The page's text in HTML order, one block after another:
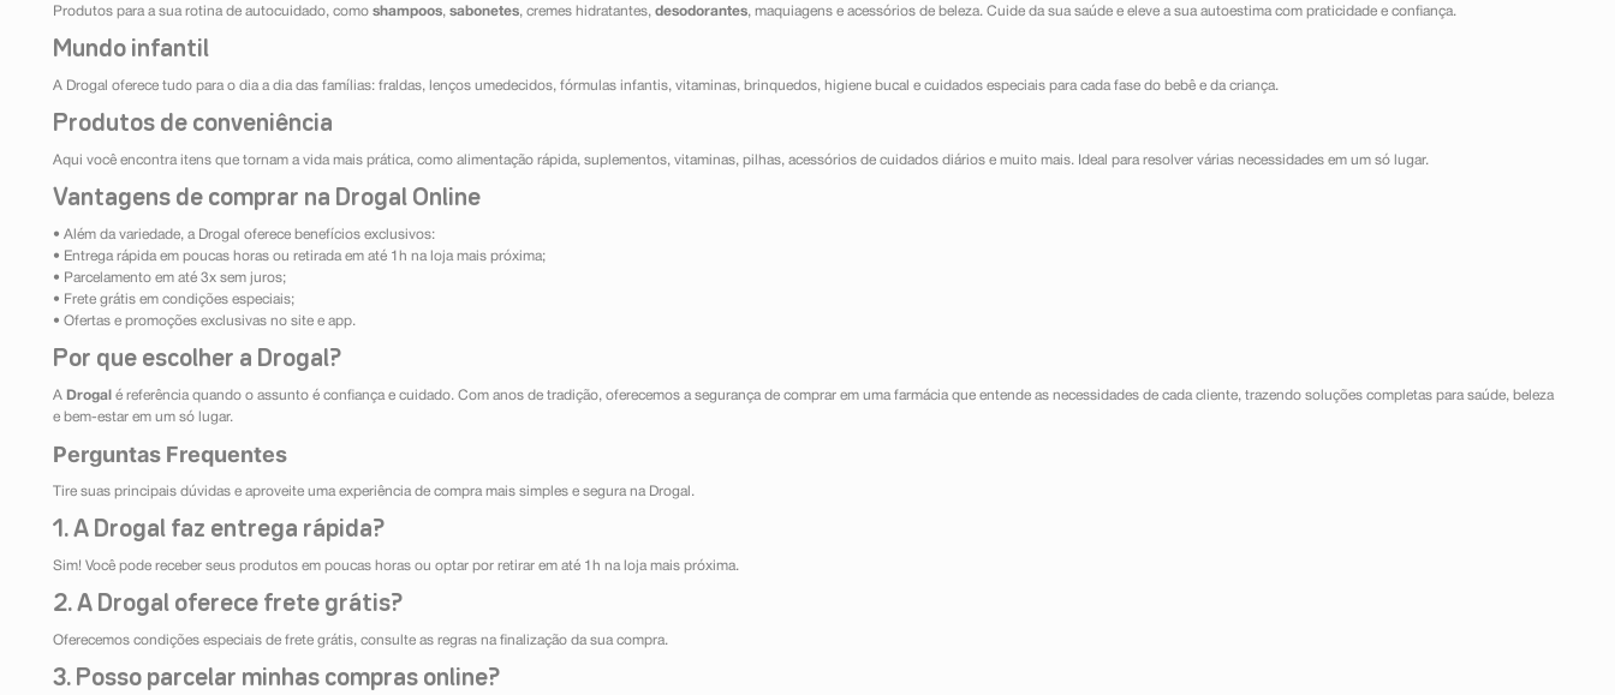
Produtos para a sua rotina de autocuidado, como shampoos, sabonetes, cremes hidratantes, desodorantes, maquiagens e acessórios de beleza. Cuide da sua saúde e eleve a sua autoestima com praticidade e confiança.
Mundo infantil
A Drogal oferece tudo para o dia a dia das famílias: fraldas, lenços umedecidos, fórmulas infantis, vitaminas, brinquedos, higiene bucal e cuidados especiais para cada fase do bebê e da criança.
Produtos de conveniência
Aqui você encontra itens que tornam a vida mais prática, como alimentação rápida, suplementos, vitaminas, pilhas, acessórios de cuidados diários e muito mais. Ideal para resolver várias necessidades em um só lugar.
Vantagens de comprar na Drogal Online
• Além da variedade, a Drogal oferece benefícios exclusivos:
• Entrega rápida em poucas horas ou retirada em até 1h na loja mais próxima;
• Parcelamento em até 3x sem juros;
• Frete grátis em condições especiais;
• Ofertas e promoções exclusivas no site e app.
Por que escolher a Drogal?
A Drogal é referência quando o assunto é confiança e cuidado. Com anos de tradição, oferecemos a segurança de comprar em uma farmácia que entende as necessidades de cada cliente, trazendo soluções completas para saúde, beleza
e bem-estar em um só lugar.
Perguntas Frequentes
Tire suas principais dúvidas e aproveite uma experiência de compra mais simples e segura na Drogal.
1. A Drogal faz entrega rápida?
Sim! Você pode receber seus produtos em poucas horas ou optar por retirar em até 1h na loja mais próxima.
2. A Drogal oferece frete grátis?
Oferecemos condições especiais de frete grátis, consulte as regras na finalização da sua compra.
3. Posso parcelar minhas compras online?